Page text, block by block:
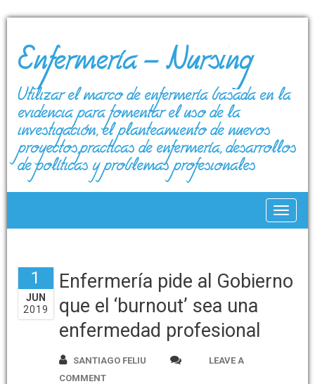
Enfermería – Nursing
Utilizar el marco de enfermería basada en la
evidencia para fomentar el uso de la
investigación, el planteamiento de nuevos
proyectos,prácticas de enfermería, desarrollos
de políticas y problemas profesionales
1
JUN
2019
Enfermería pide al Gobierno
que el ‘burnout’ sea una
enfermedad profesional
SANTIAGO FELIU
LEAVE A
COMMENT